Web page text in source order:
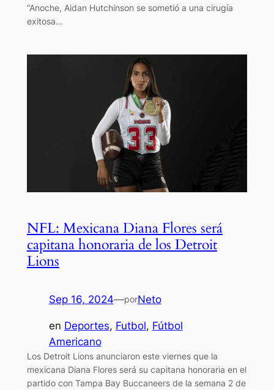
“Anoche, Aidan Hutchinson se sometió a una cirugía
exitosa…
NFL: Mexicana Diana Flores será
capitana honoraria de los Detroit
Lions
Sep 16, 2024—porNeto
en Deportes, Futbol, Fútbol
Americano
Los Detroit Lions anunciaron este viernes que la
mexicana Diana Flores será su capitana honoraria en el
partido con Tampa Bay Buccaneers de la semana 2 de